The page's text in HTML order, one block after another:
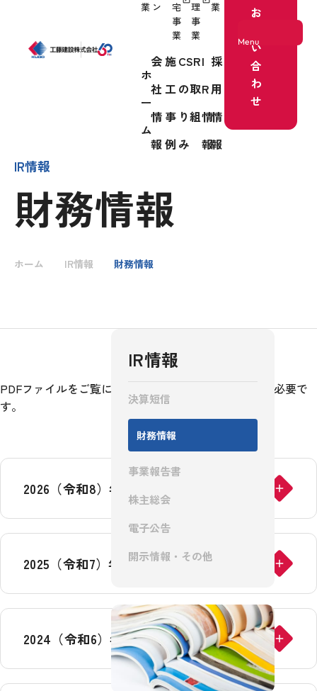
Menu
会社情報
業 ン
宅
事
業
理
事
業
業
ホ
ー
ム
会
社
情
報
施
工
事
例
CSR
の取
り組
み
I
R
情
報
採
用
情
報
お
い
合
わ
せ
IR情報
財務情報
ホーム IR情報 財務情報
PDFファイルをご覧になるには、
が必要で
す。
2026（令和8）年6月期
2025（令和7）年6月期
2024（令和6）年6月期
IR情報
決算短信
財務情報
事業報告書
株主総会
電子公告
開示情報・その他